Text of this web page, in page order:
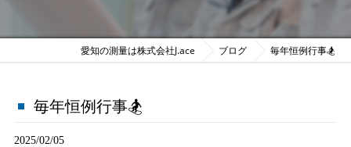
愛知の測量は株式会社J.ace ブログ 毎年恒例行事🏂
毎年恒例行事🏂
2025/02/05